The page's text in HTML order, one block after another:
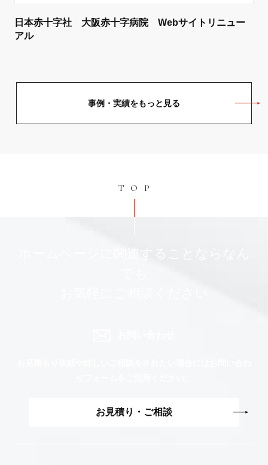
日本赤十字社 大阪赤十字病院 Webサイトリニュー
アル
事例・実績をもっと見る
TOP
お見積り・ご相談